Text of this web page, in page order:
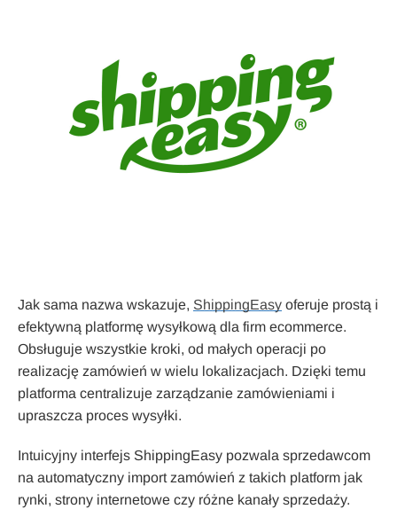
Jak sama nazwa wskazuje, ShippingEasy oferuje prostą i
efektywną platformę wysyłkową dla firm ecommerce.
Obsługuje wszystkie kroki, od małych operacji po
realizację zamówień w wielu lokalizacjach. Dzięki temu
platforma centralizuje zarządzanie zamówieniami i
upraszcza proces wysyłki.
Intuicyjny interfejs ShippingEasy pozwala sprzedawcom
na automatyczny import zamówień z takich platform jak
rynki, strony internetowe czy różne kanały sprzedaży.